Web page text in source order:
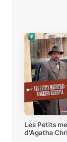
Les Petits
d'Agatha